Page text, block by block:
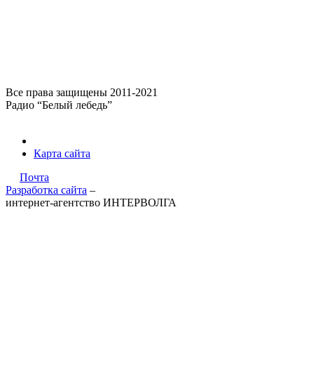
Все права защищены 2011-2021
Радио “Белый лебедь”
Карта сайта
Почта
Разработка сайта –
интернет-агентство ИНТЕРВОЛГА